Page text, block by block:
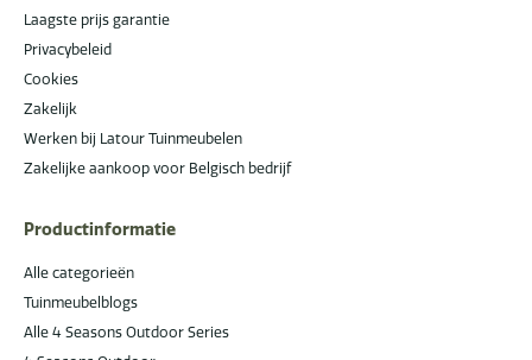
Laagste prijs garantie
Privacybeleid
Cookies
Zakelijk
Werken bij Latour Tuinmeubelen
Zakelijke aankoop voor Belgisch bedrijf
Productinformatie
Alle categorieën
Tuinmeubelblogs
Alle 4 Seasons Outdoor Series